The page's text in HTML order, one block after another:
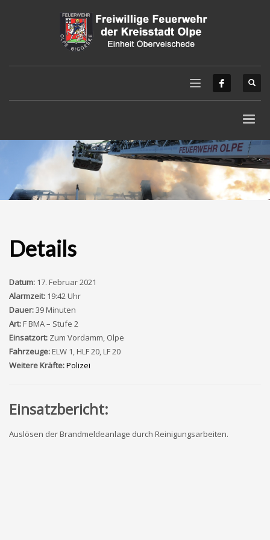
Details
Datum: 17. Februar 2021
Alarmzeit: 19:42 Uhr
Dauer:39 Minuten
Art:F BMA – Stufe 2
Einsatzort: Zum Vordamm, Olpe
Fahrzeuge:ELW 1, HLF 20, LF 20
Weitere Kräfte:Polizei
Einsatzbericht:
Auslösen der Brandmeldeanlage durch Reinigungsarbeiten.